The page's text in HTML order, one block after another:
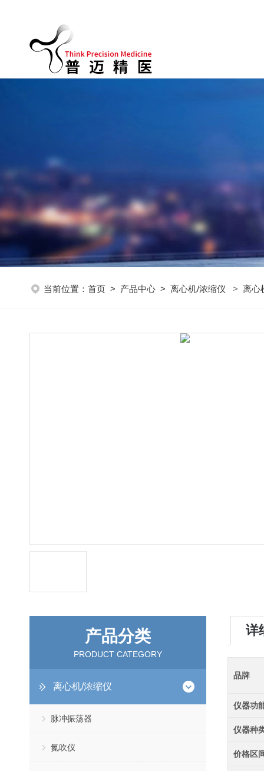
当前位置： 首页 > 产品中心 > 离心机/浓缩仪 > 离心
产品分类
PRODUCT CATEGORY
离心机/浓缩仪
脉冲振荡器
氮吹仪
详
品牌
仪器功
仪器种
价格区